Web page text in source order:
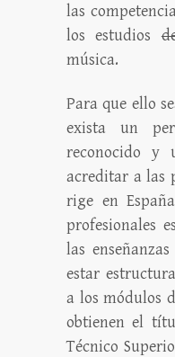
las
los estudios
música.
Para que ello
exista un
reconocido y
acreditar a las
rige en
profesionales
las
estar
a los módulos
obtienen el
Técnico